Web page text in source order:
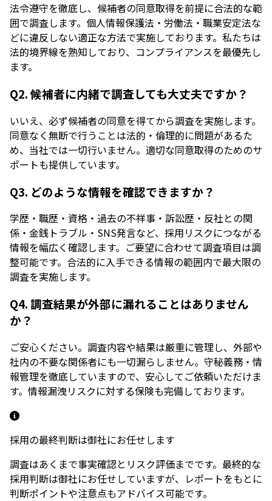
法令遵守を徹底し、候補者の同意取得を前提に合法的な範
囲で調査します。個人情報保護法・労働法・職業安定法な
どに違反しない適正な方法で実施しております。私たちは
法的境界線を熟知しており、コンプライアンスを最優先し
ます。
Q2. 候補者に内緒で調査しても大丈夫ですか？
いいえ、必ず候補者の同意を得てから調査を実施します。
同意なく無断で行うことは法的・倫理的に問題があるた
め、当社では一切行いません。適切な同意取得のためのサ
ポートも提供しています。
Q3. どのような情報を確認できますか？
学歴・職歴・資格・過去の不祥事・訴訟歴・反社との関
係・金銭トラブル・SNS発言など、採用リスクにつながる
情報を幅広く確認します。ご要望に合わせて調査項目は調
整可能です。合法的に入手できる情報の範囲内で最大限の
調査を実施します。
Q4. 調査結果が外部に漏れることはありません
か？
ご安心ください。調査内容や結果は厳重に管理し、外部や
社内の不要な関係者にも一切漏らしません。守秘義務・情
報管理を徹底していますので、安心してご依頼いただけま
す。情報漏洩リスクに対する保険も完備しております。
採用の最終判断は御社にお任せします
調査はあくまで事実確認とリスク評価までです。最終的な
採用判断は御社にお任せしていますが、レポートをもとに
判断ポイントや注意点もアドバイス可能です。